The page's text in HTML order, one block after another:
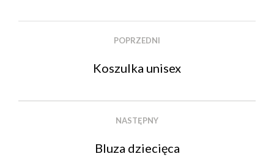
POPRZEDNI
Koszulka unisex
NASTĘPNY
Bluza dziecięca